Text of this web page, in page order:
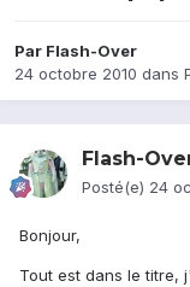
Par Flash-Over
24 octobre 2010 dans
Flash-
Posté(e) 24
Bonjour,
Tout est dans le titre,